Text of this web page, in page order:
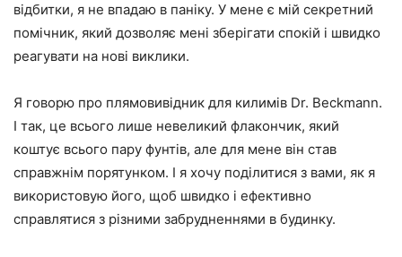
відбитки, я не впадаю в паніку. У мене є мій секретний
помічник, який дозволяє мені зберігати спокій і швидко
реагувати на нові виклики.
Я говорю про плямовивідник для килимів Dr. Beckmann.
І так, це всього лише невеликий флакончик, який
коштує всього пару фунтів, але для мене він став
справжнім порятунком. І я хочу поділитися з вами, як я
використовую його, щоб швидко і ефективно
справлятися з різними забрудненнями в будинку.